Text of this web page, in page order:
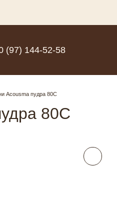
(97) 144-52-58
Acousma пудра 80C
80C